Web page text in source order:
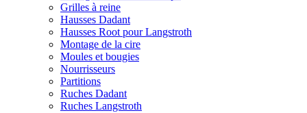
Grilles à reine
Hausses Dadant
Hausses Root pour Langstroth
Montage de la cire
Moules et bougies
Nourrisseurs
Partitions
Ruches Dadant
Ruches Langstroth